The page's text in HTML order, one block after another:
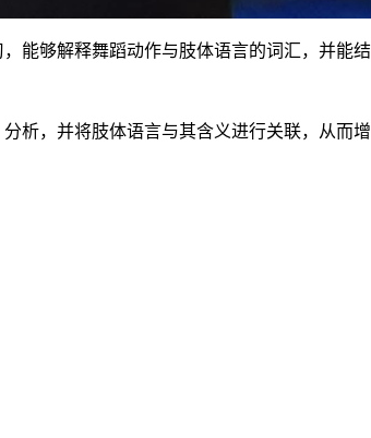
能够解释舞蹈动作与肢体语言的词汇，并能
析，并将肢体语言与其含义进行关联，从而